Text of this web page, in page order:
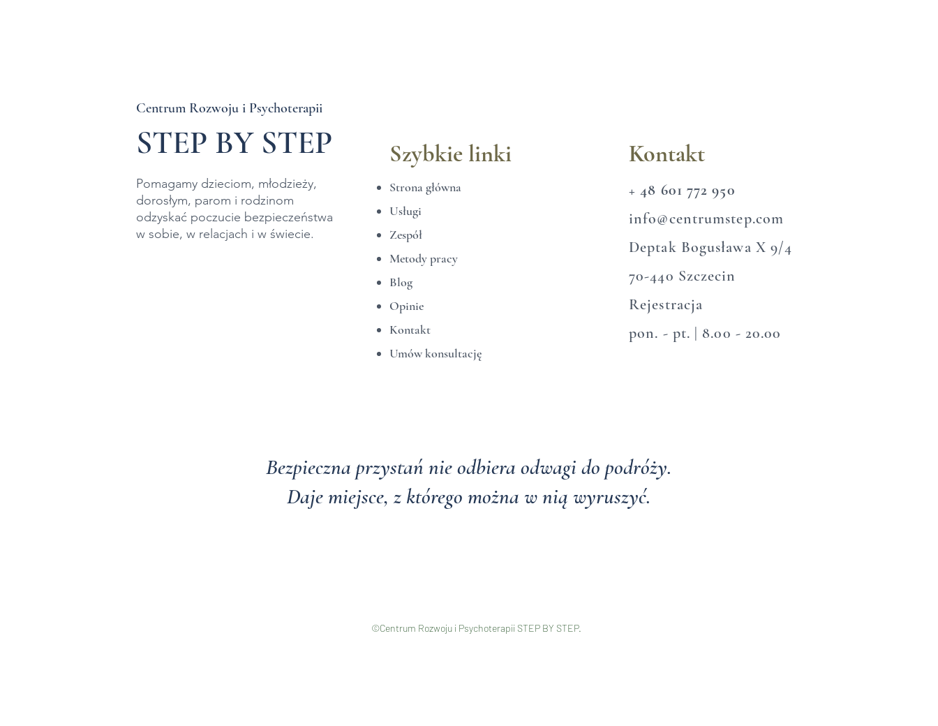
Centrum Rozwoju i Psychoterapii
STEP BY STEP
Pomagamy dzieciom, młodzieży,
dorosłym, parom i rodzinom
odzyskać poczucie bezpieczeństwa
w sobie, w relacjach i w świecie.
Szybkie linki
Strona główna
Usługi
Zespół
Metody pracy
Blog
Opinie
Kontakt
Umów konsultację
Kontakt
+ 48 601 772 950
info@centrumstep.com​
Deptak Bogusława X 9/4
70-440 Szczecin​
Rejestracja
pon. - pt. | 8.00 - 20.00
Bezpieczna przystań nie odbiera odwagi do podróży.
Daje miejsce, z którego można w nią wyruszyć.
©Centrum Rozwoju i Psychoterapii STEP BY STEP.